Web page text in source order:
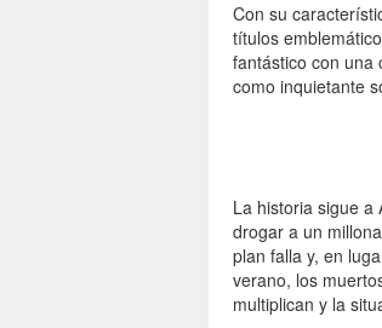
Con su
títulos
fantástico con una
como inquietante
La historia sigue a
drogar a un
plan falla y, en
verano, los
multiplican y la